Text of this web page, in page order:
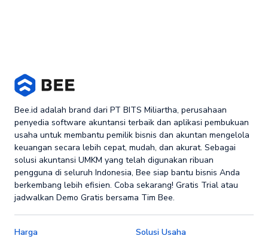
Bee.id adalah brand dari PT BITS Miliartha, perusahaan
penyedia software akuntansi terbaik dan aplikasi pembukuan
usaha untuk membantu pemilik bisnis dan akuntan mengelola
keuangan secara lebih cepat, mudah, dan akurat. Sebagai
solusi akuntansi UMKM yang telah digunakan ribuan
pengguna di seluruh Indonesia, Bee siap bantu bisnis Anda
berkembang lebih efisien. Coba sekarang! Gratis Trial atau
jadwalkan Demo Gratis bersama Tim Bee.
Harga
Solusi Usaha